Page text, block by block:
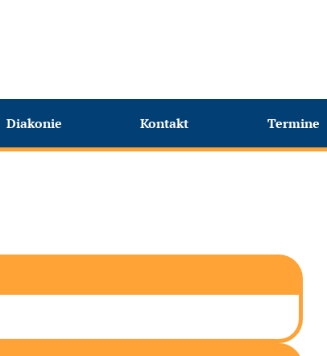
Diakonie Kontakt Termine